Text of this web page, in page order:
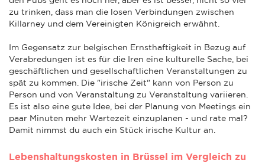
zu trinken, dass man die losen Verbindungen zwischen
Killarney und dem Vereinigten Königreich erwähnt.
Im Gegensatz zur belgischen Ernsthaftigkeit in Bezug auf
Verabredungen ist es für die Iren eine kulturelle Sache, bei
geschäftlichen und gesellschaftlichen Veranstaltungen zu
spät zu kommen. Die "irische Zeit" kann von Person zu
Person und von Veranstaltung zu Veranstaltung variieren.
Es ist also eine gute Idee, bei der Planung von Meetings ein
paar Minuten mehr Wartezeit einzuplanen - und rate mal?
Damit nimmst du auch ein Stück irische Kultur an.
Lebenshaltungskosten in Brüssel im Vergleich zu